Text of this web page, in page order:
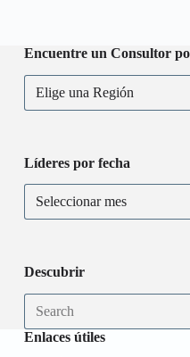
Encuentre un Consultor
Líderes por fecha
Descubrir
Enlaces útiles